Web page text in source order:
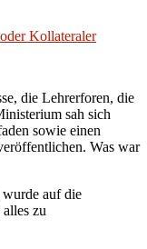
die Lehrerforen, die
sah sich
sowie einen
Was war
auf die
zu